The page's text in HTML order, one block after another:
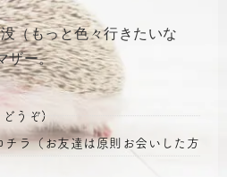
（もっと色々行きたいな
ザー。
うぞ)
ラ（お友達は原則お会いした方